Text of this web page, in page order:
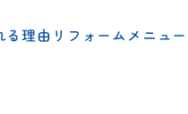
る理由 リフォームメニュー